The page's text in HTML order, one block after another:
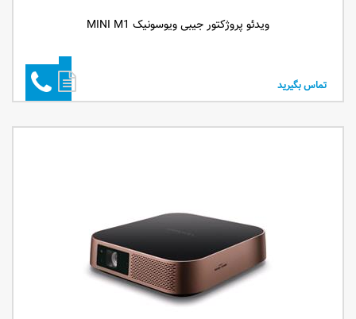
ویدئو پروژکتور جیبی ویوسونیک MINI M1
تماس بگیرید